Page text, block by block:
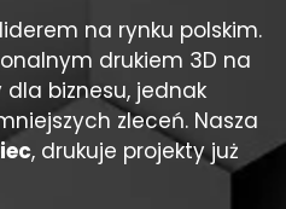
na rynku polskim.
drukiem 3D na
biznesu, jednak
zleceń. Nasza
, drukuje projekty już